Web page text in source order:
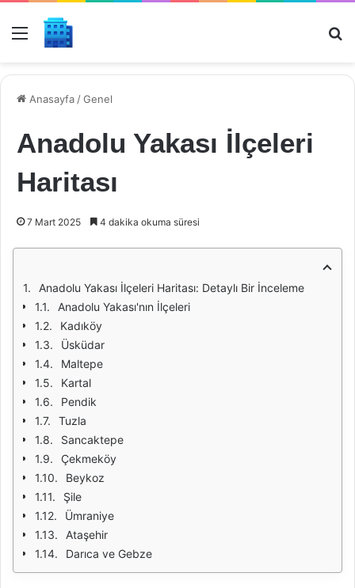
Menü
Anasayfa /Genel
Anadolu Yakası İlçeleri
Haritası
7 Mart 2025 4 dakika okuma süresi
Anadolu Yakası İlçeleri Haritası: Detaylı Bir İnceleme
Anadolu Yakası'nın İlçeleri
Kadıköy
Üsküdar
Maltepe
Kartal
Pendik
Tuzla
Sancaktepe
Çekmeköy
Beykoz
Şile
Ümraniye
Ataşehir
Darıca ve Gebze